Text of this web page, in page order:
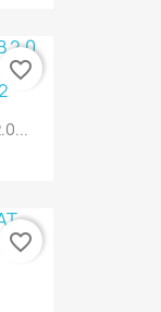
favorite_border
favorite_border